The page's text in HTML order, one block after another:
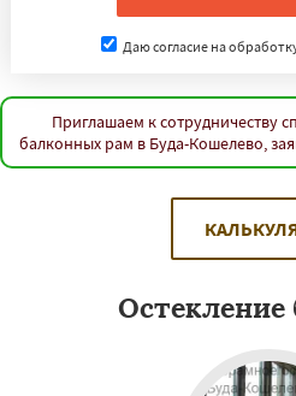
Даю согласие на
Приглашаем к сотрудничеству
балконных рам в Буда-Кошелево,
Остекление